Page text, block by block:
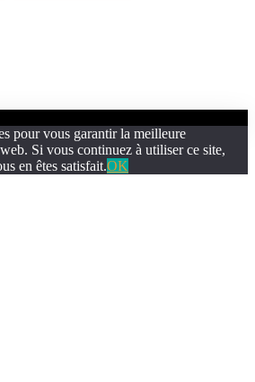
pour vous garantir la meilleure
Si vous continuez à utiliser ce site,
en êtes satisfait.OK